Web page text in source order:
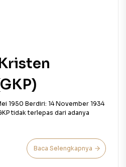
1950 Berdiri: 14 November 1934
tidak terlepas dari adanya
Baca Selengkapnya